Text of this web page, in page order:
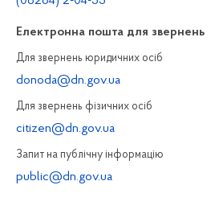
Електронна пошта для звернень
Для звернень юридичних осiб
donoda@dn.gov.ua
Для звернень фізичних осiб
citizen@dn.gov.ua
Запит на публiчну інформацiю
public@dn.gov.ua